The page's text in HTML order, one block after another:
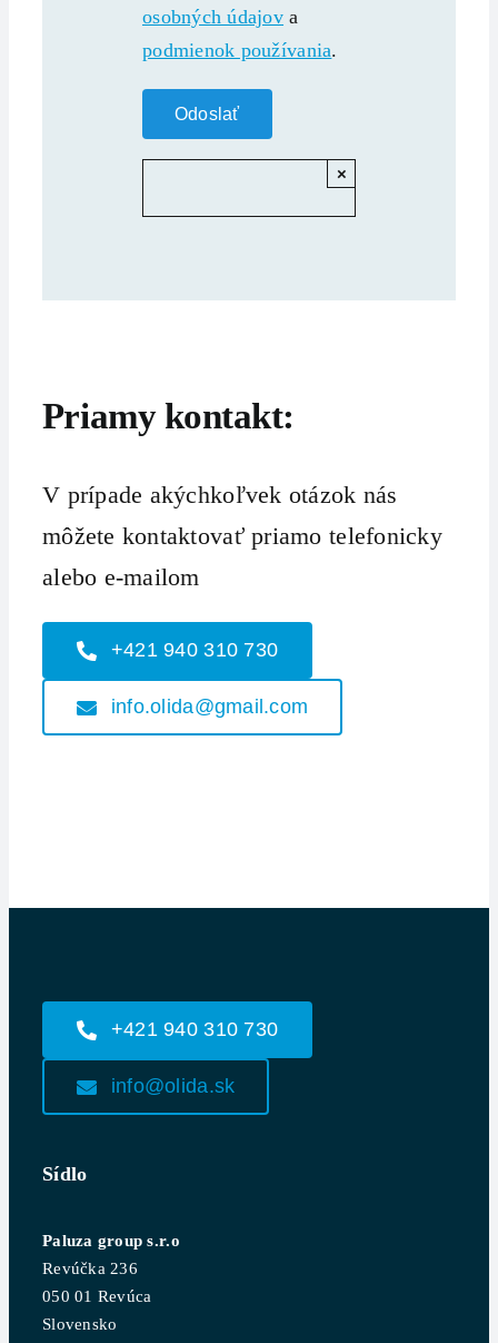
osobných údajov a
podmienok používania.
×
Priamy kontakt:
V prípade akýchkoľvek otázok nás
môžete kontaktovať priamo telefonicky
alebo e-mailom
+421 940 310 730
info.olida@gmail.com
+421 940 310 730
info@olida.sk
Sídlo
Paluza group s.r.o
Revúčka 236
050 01 Revúca
Slovensko